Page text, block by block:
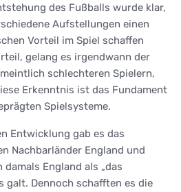
des Fußballs wurde klar,
Aufstellungen einen
Vorteil im Spiel schaffen
gelang es irgendwann der
schlechteren Spielern,
Erkenntnis ist das Fundament
Spielsysteme.
Entwicklung gab es das
Nachbarländer England und
England als „das
galt. Dennoch schafften es die